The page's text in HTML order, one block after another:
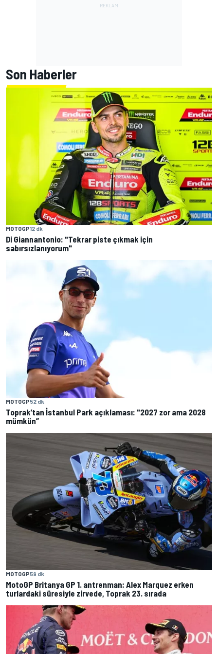
Son Haberler
MOTOGP12 dk
Di Giannantonio: "Tekrar piste çıkmak için
sabırsızlanıyorum"
MOTOGP52 dk
Toprak’tan İstanbul Park açıklaması: "2027 zor ama 2028
mümkün”
MOTOGP59 dk
MotoGP Britanya GP 1. antrenman: Alex Marquez erken
turlardaki süresiyle zirvede, Toprak 23. sırada